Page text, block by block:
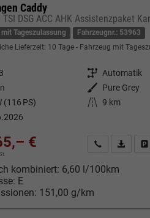
Caddy
DSG ACC AHK Assistenzpaket
mit Tageszulassung
Fahrzeugnr.: 53963
Lieferzeit: 10 Tage Fahrzeug mit
Getriebe Automatik
Außenfarbe Pure Grey
(116 PS) Kilometerstand 9 km
€ Kontakt &
PDF-
kombiniert: 6,60 l/100km
E
151,00 g/km